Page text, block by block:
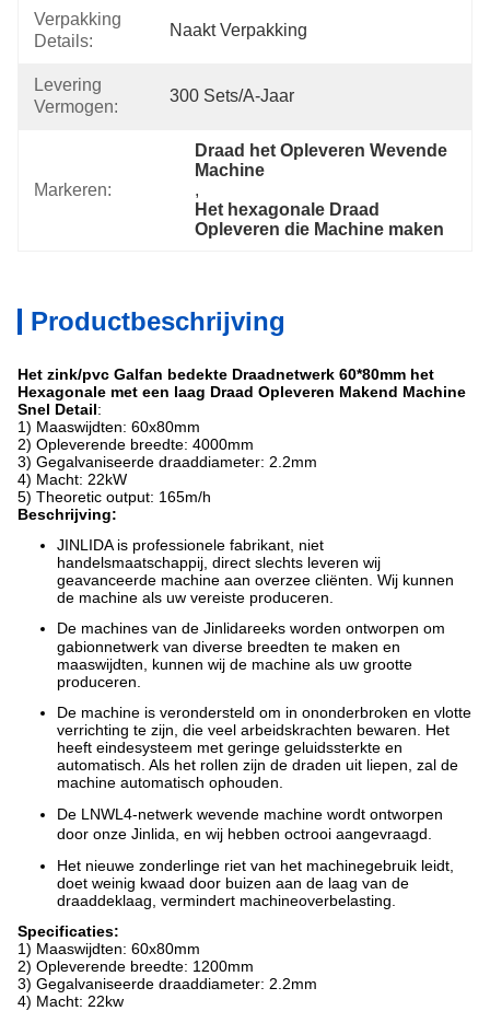
Verpakking
Details:
Naakt Verpakking
Levering
Vermogen:
300 Sets/a-Jaar
Markeren:
Draad het Opleveren Wevende
Machine
,
Het hexagonale Draad
Opleveren die Machine maken
Productbeschrijving
Het zink/pvc Galfan bedekte Draadnetwerk 60*80mm het
Hexagonale met een laag Draad Opleveren Makend Machine
Snel Detail:
1) Maaswijdten: 60x80mm
2) Opleverende breedte: 4000mm
3) Gegalvaniseerde draaddiameter: 2.2mm
4) Macht: 22kW
5) Theoretic output: 165m/h
Beschrijving:
JINLIDA is professionele fabrikant, niet
handelsmaatschappij, direct slechts leveren wij
geavanceerde machine aan overzee cliënten. Wij kunnen
de machine als uw vereiste produceren.
De machines van de Jinlidareeks worden ontworpen om
gabionnetwerk van diverse breedten te maken en
maaswijdten, kunnen wij de machine als uw grootte
produceren.
De machine is verondersteld om in ononderbroken en vlotte
verrichting te zijn, die veel arbeidskrachten bewaren. Het
heeft eindesysteem met geringe geluidssterkte en
automatisch. Als het rollen zijn de draden uit liepen, zal de
machine automatisch ophouden.
De LNWL4-netwerk wevende machine wordt ontworpen
door onze Jinlida , en wij hebben octrooi aangevraagd.
Het nieuwe zonderlinge riet van het machinegebruik leidt,
doet weinig kwaad door buizen aan de laag van de
draaddeklaag, vermindert machineoverbelasting.
Specificaties:
1) Maaswijdten: 60x80mm
2) Opleverende breedte: 1200mm
3) Gegalvaniseerde draaddiameter: 2.2mm
4) Macht: 22kw